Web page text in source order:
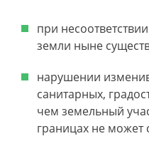
при
земли ныне
нарушении
санитарных,
чем земельный
границах не может